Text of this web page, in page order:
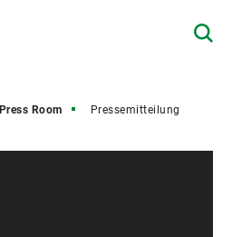
Press Room Pressemitteilung